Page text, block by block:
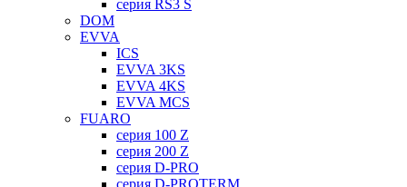
серия RS3 S
DOM
EVVA
ICS
EVVA 3KS
EVVA 4KS
EVVA MCS
FUARO
серия 100 Z
серия 200 Z
серия D-PRO
серия D-PROTERM